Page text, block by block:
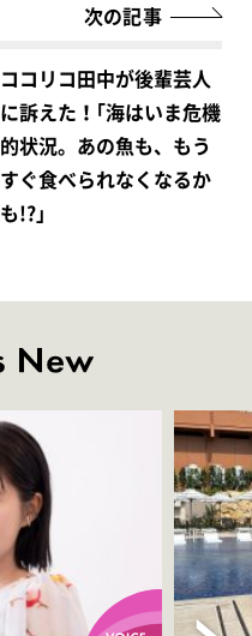
次の記事
ココリコ田中が後輩芸人
に訴えた！｢海はいま危機
的状況。あの魚も、もう
すぐ食べられなくなるか
も!?｣